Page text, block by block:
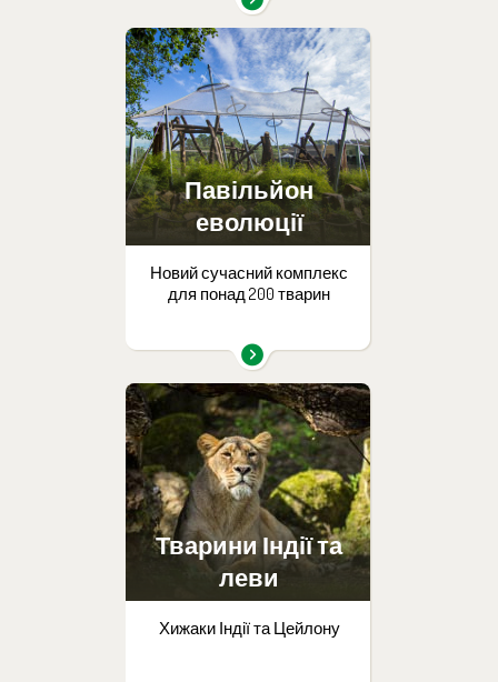
Павільйон
еволюції
Новий сучасний комплекс
для понад 200 тварин
Тварини Індії та
леви
Хижаки Індії та Цейлону